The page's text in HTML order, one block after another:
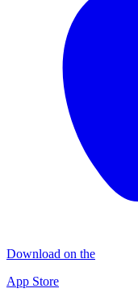
Download on the
App Store